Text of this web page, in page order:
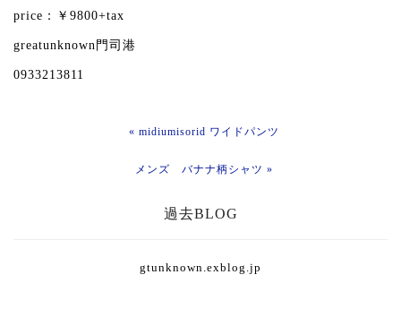
price：￥9800+tax
greatunknown門司港
0933213811
« midiumisorid ワイドパンツ
メンズ バナナ柄シャツ »
過去BLOG
gtunknown.exblog.jp